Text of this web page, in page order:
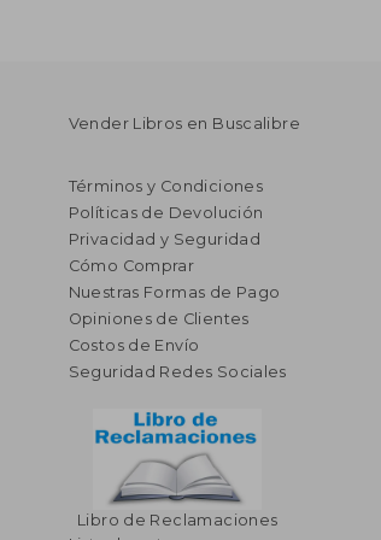
Vender Libros en Buscalibre
Términos y Condiciones
Políticas de Devolución
Privacidad y Seguridad
Cómo Comprar
Nuestras Formas de Pago
Opiniones de Clientes
Costos de Envío
Seguridad Redes Sociales
Libro de Reclamaciones